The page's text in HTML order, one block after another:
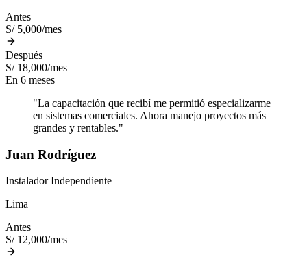
Antes
S/ 5,000/mes
Después
S/ 18,000/mes
En 6 meses
"La capacitación que recibí me permitió especializarme
en sistemas comerciales. Ahora manejo proyectos más
grandes y rentables."
Juan Rodríguez
Instalador Independiente
Lima
Antes
S/ 12,000/mes